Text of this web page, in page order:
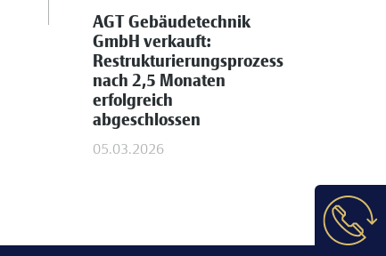
AGT Gebäudetechnik
GmbH verkauft:
Restrukturierungsprozess
nach 2,5 Monaten
erfolgreich
abgeschlossen
05.03.2026